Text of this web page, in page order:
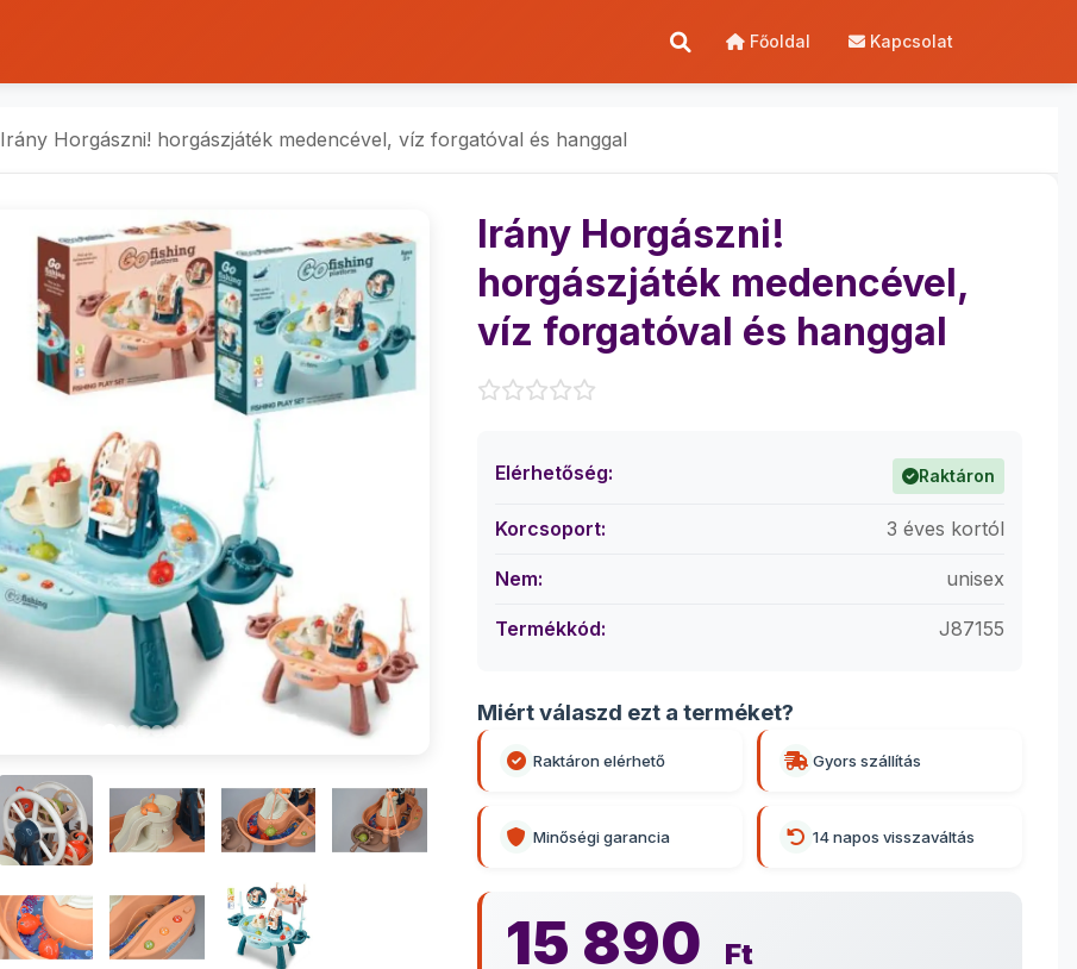
Főoldal Kapcsolat
Irány Horgászni! horgászjáték medencével, víz forgatóval és hanggal
Irány Horgászni!
horgászjáték medencével,
víz forgatóval és hanggal
Elérhetőség: Raktáron
Korcsoport: 3 éves kortól
Nem: unisex
Termékkód: J87155
Miért válaszd ezt a terméket?
Raktáron elérhető Gyors szállítás
Minőségi garancia 14 napos visszaváltás
15 890 Ft